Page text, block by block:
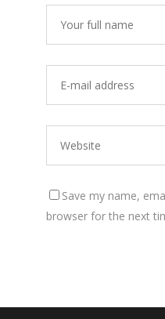
Save my name,
browser for the next